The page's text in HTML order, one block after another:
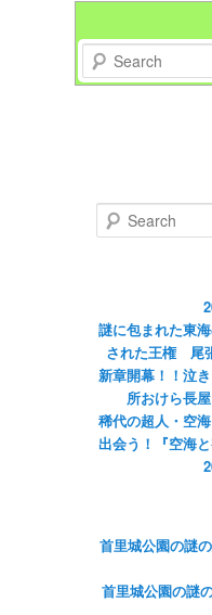
Search
Search
謎に包まれた東
された王権 尾
新章開幕！！泣
所おけら長
稀代の超人・空
出会う！『空海
首里城公園の謎
首里城公園の謎